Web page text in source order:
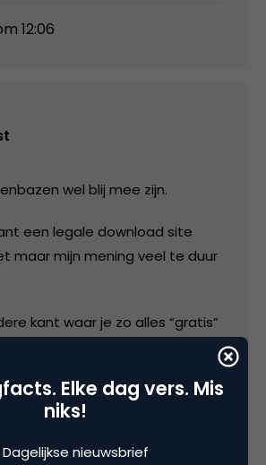
12:06
wel blij mee zijn.
een legale download site
maar mijn mening veel te duur
kant waar je zo alles “gratis”
12:45
Elke dag vers. Mis
niks!
Dagelijkse nieuwsbrief